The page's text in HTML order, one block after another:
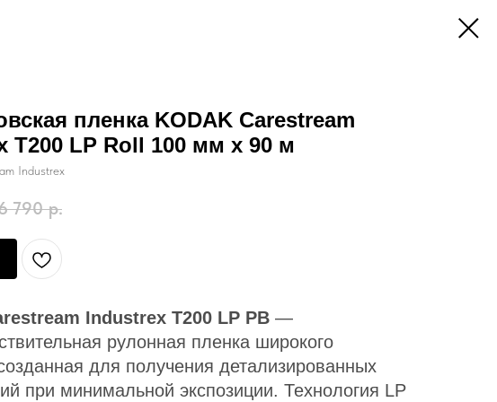
пленка KODAK Carestream
T200 LP Roll 100 мм х 90 м
Industrex
790 р.
Industrex T200 LP PB —
рулонная пленка широкого
для получения детализированных
при минимальной экспозиции. Технология LP